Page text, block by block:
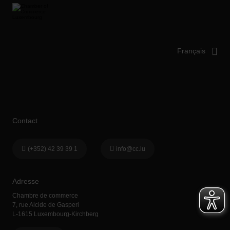
Adresse
Chambre de commerce
7, rue Alcide de Gasperi
L-1615 Luxembourg-Kirchberg
Contact
(+352) 42 39 39 1 info@cc.lu